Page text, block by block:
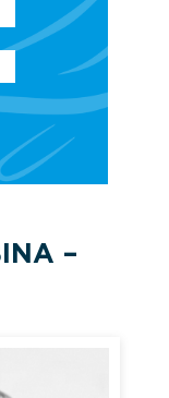
–